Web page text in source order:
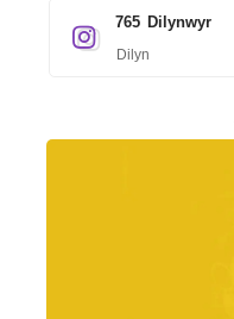
765 Dilynwyr
Dilyn